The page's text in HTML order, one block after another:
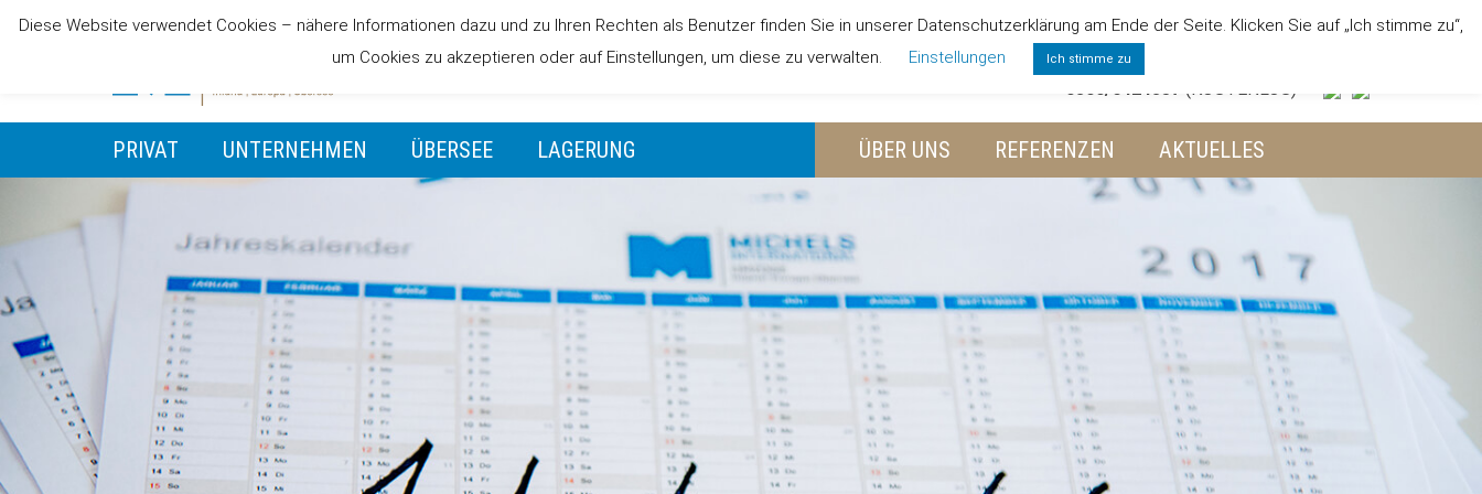
STARTSEITE JOBS ANSPRECHPARTNER
0800/6424357 (KOSTENLOS)
PRIVAT UNTERNEHMEN ÜBERSEE LAGERUNG ÜBER UNS REFERENZEN AKTUELLES
Diese Website verwendet Cookies – nähere Informationen dazu und zu Ihren Rechten als Benutzer finden Sie in unserer Datenschutzerklärung am Ende der Seite. Klicken Sie auf „Ich stimme zu“,
um Cookies zu akzeptieren oder auf Einstellungen, um diese zu verwalten.
Einstellungen Ich stimme zu